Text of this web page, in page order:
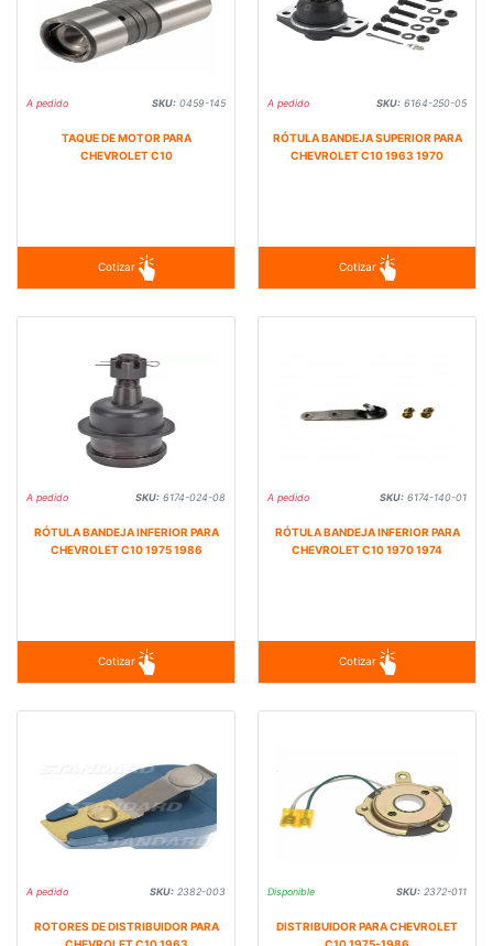
A pedido SKU: 0459-145
TAQUE DE MOTOR PARA
CHEVROLET C10
Cotizar
A pedido SKU: 6164-250-05
RÓTULA BANDEJA SUPERIOR PARA
CHEVROLET C10 1963 1970
Cotizar
A pedido SKU: 6174-024-08
RÓTULA BANDEJA INFERIOR PARA
CHEVROLET C10 1975 1986
Cotizar
A pedido SKU: 6174-140-01
RÓTULA BANDEJA INFERIOR PARA
CHEVROLET C10 1970 1974
Cotizar
A pedido SKU: 2382-003
ROTORES DE DISTRIBUIDOR PARA
CHEVROLET C10 1963
Disponible SKU: 2372-011
DISTRIBUIDOR PARA CHEVROLET
C10 1975-1986